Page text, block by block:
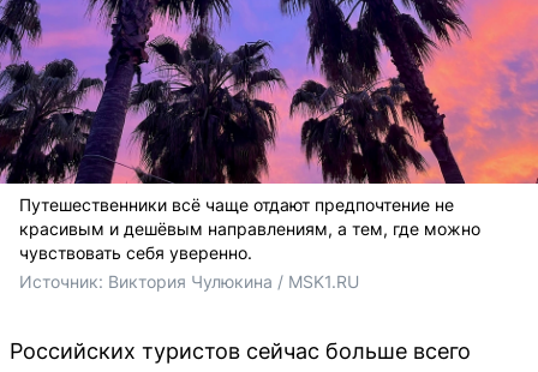
Путешественники всё чаще отдают предпочтение не
красивым и дешёвым направлениям, а тем, где можно
чувствовать себя уверенно.
Источник: Виктория Чулюкина / MSK1.RU
Российских туристов сейчас больше всего